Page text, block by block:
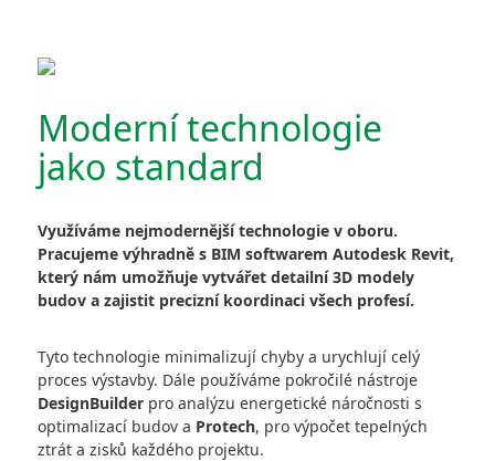
Moderní technologie
jako standard
Využíváme nejmodernější technologie v oboru.
Pracujeme výhradně s BIM softwarem Autodesk Revit,
který nám umožňuje vytvářet detailní 3D modely
budov a zajistit precizní koordinaci všech profesí.
Tyto technologie minimalizují chyby a urychlují celý
proces výstavby. Dále používáme pokročilé nástroje
DesignBuilder pro analýzu energetické náročnosti s
optimalizací budov a Protech, pro výpočet tepelných
ztrát a zisků každého projektu.